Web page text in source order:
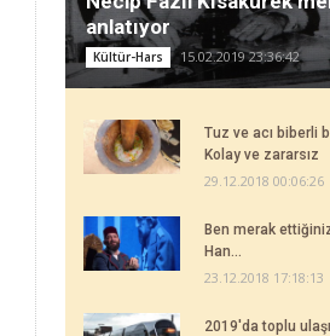
anlatıyor
Kültür-Hars 15.02.2019 23:36:42
Tuz ve acı biberli
Kolay ve zararsız
29.12.2018 00:06:26
Ben merak
Han...
23.12.2018 17:18:13
2019'da toplu